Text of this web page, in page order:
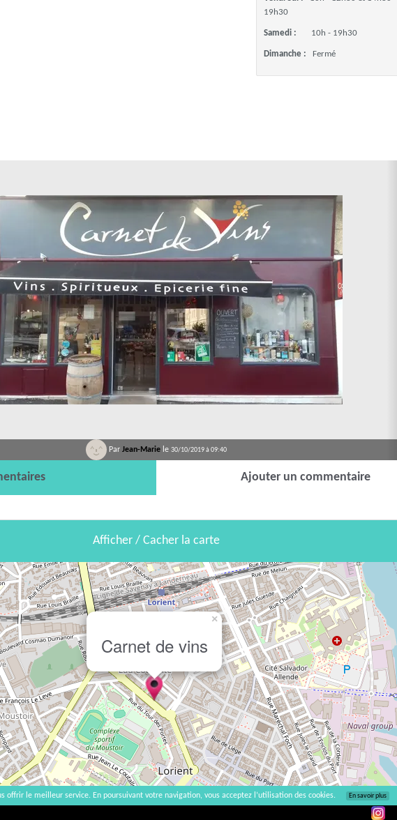
19h30
Samedi : 10h - 19h30
Dimanche : Fermé
Par Jean-Marie le 30/10/2019 à 09:40
Ajouter un commentaire
Afficher / Cacher la carte
Carnet de vins
×
offrir le meilleur service. En poursuivant votre navigation, vous acceptez l’utilisation des cookies. En savoir plus